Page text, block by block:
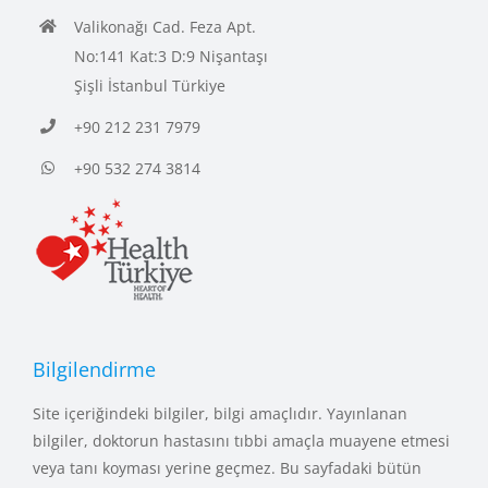
Valikonağı Cad. Feza Apt.
No:141 Kat:3 D:9 Nişantaşı
Şişli İstanbul Türkiye
+90 212 231 7979
+90 532 274 3814
Bilgilendirme
Site içeriğindeki bilgiler, bilgi amaçlıdır. Yayınlanan
bilgiler, doktorun hastasını tıbbi amaçla muayene etmesi
veya tanı koyması yerine geçmez. Bu sayfadaki bütün